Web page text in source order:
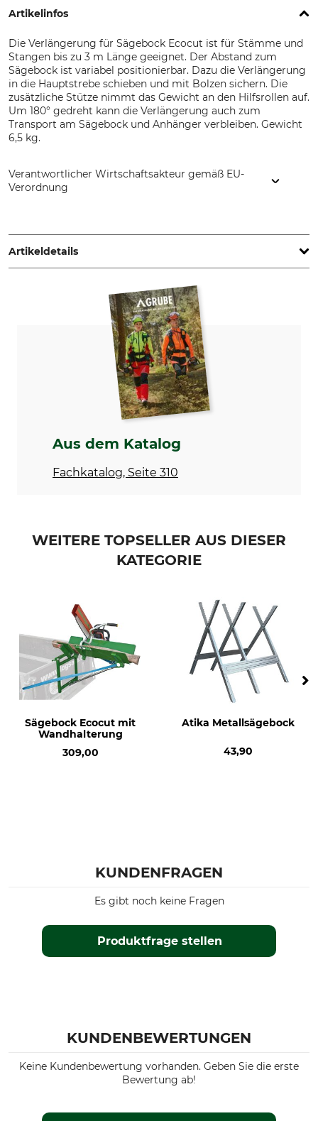
Artikelinfos
Die Verlängerung für Sägebock Ecocut ist für Stämme und
Stangen bis zu 3 m Länge geeignet. Der Abstand zum
Sägebock ist variabel positionierbar. Dazu die Verlängerung
in die Hauptstrebe schieben und mit Bolzen sichern. Die
zusätzliche Stütze nimmt das Gewicht an den Hilfsrollen auf.
Um 180° gedreht kann die Verlängerung auch zum
Transport am Sägebock und Anhänger verbleiben. Gewicht
6,5 kg.
Verantwortlicher Wirtschaftsakteur gemäß EU-
Verordnung
Reutlingen, Germany, www.logsafe.de
Artikeldetails
Modellbezeichnung
für Sägebock Ecocut
Aus dem Katalog
Fachkatalog, Seite 310
WEITERE TOPSELLER AUS DIESER
KATEGORIE
Sägebock Ecocut mit
Wandhalterung
309,00
Atika Metallsägebock
43,90
KUNDENFRAGEN
Produktfrage stellen
Es gibt noch keine Fragen
KUNDENBEWERTUNGEN
Keine Kundenbewertung vorhanden. Geben Sie die erste
Bewertung ab!